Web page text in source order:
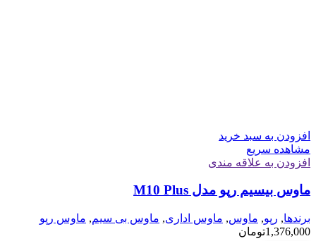
افزودن به سبد خرید
مشاهده سریع
افزودن به علاقه مندی
ماوس بیسیم رپو مدل M10 Plus
برندها, رپو, ماوس, ماوس اداری, ماوس بی سیم, ماوس رپو
1,376,000تومان